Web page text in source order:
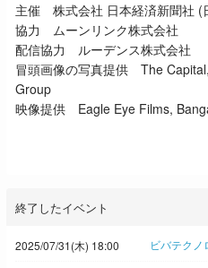
主催 株式会社 日本経済新聞社 (
協力 ムーンリンク株式会社
配信協力 ルーデンス株式会社
冒頭画像の写真提供 The
Group
映像提供 Eagle Eye Films,
終了したイベント
2025/07/31(木) 18:00